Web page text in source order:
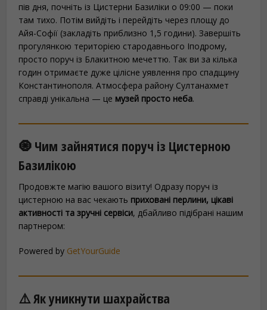
пів дня, почніть із Цистерни Базиліки о 09:00 — поки
там тихо. Потім вийдіть і перейдіть через площу до
Айя-Софії (закладіть приблизно 1,5 години). Завершіть
прогулянкою територією стародавнього Іподрому,
просто поруч із Блакитною мечеттю. Так ви за кілька
годин отримаєте дуже цілісне уявлення про спадщину
Константинополя. Атмосфера району Султанахмет
справді унікальна — це музей просто неба.
🧿 Чим зайнятися поруч із Цистерною
Базилікою
Продовжте магію вашого візиту! Одразу поруч із
цистерною на вас чекають приховані перлини, цікаві
активності та зручні сервіси, дбайливо підібрані нашим
партнером:
Powered by GetYourGuide
⚠️ Як уникнути шахрайства